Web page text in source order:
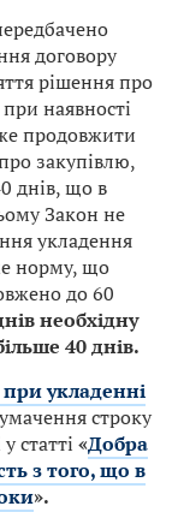
договору
рішення про
наявності
продовжити
закупівлю,
днів, що в
Закон не
укладення
норму, що
до 60
необхідну
40 днів.
укладенні
строку
статті «Добра
з того, що в
».